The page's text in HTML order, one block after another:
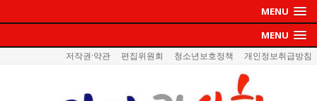
MENU
MENU
저작권·약관 편집위원회 청소년보호정책 개인정보취급방침